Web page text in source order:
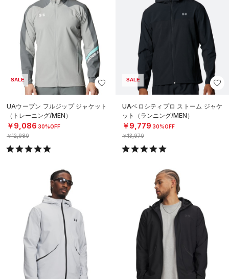
SALE
UAウーブン フルジップ ジャケット
（トレーニング/MEN）
￥9,086 30%OFF
￥12,980
SALE
UAベロシティプロ ストーム ジャケ
ット（ランニング/MEN）
￥9,779 30%OFF
￥13,970